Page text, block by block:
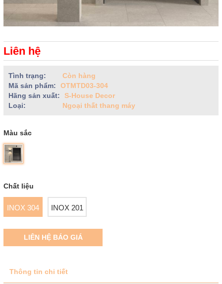
Liên hệ
Tình trạng:
Còn hàng
Mã sản phẩm:
OTMTD03-304
Hãng sản xuất:
S-House Decor
Loại:
Ngoại thất thang máy
Màu sắc
Chất liệu
INOX 304 INOX 201
LIÊN HỆ BÁO GIÁ
Thông tin chi tiết